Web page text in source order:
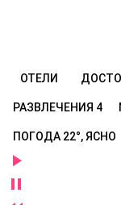
ОТЕЛИ
РАЗВЛЕЧЕНИЯ 4
ПОГОДА 22°, ЯСНО

